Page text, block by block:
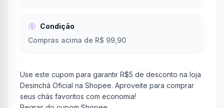
Condição
Compras acima de R$ 99,90
Use este cupom para garantir R$5 de desconto na loja
Desinchá Oficial na Shopee. Aproveite para comprar
seus chás favoritos com economia!